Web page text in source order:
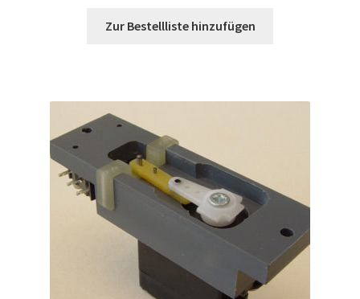
Zur Bestellliste hinzufügen